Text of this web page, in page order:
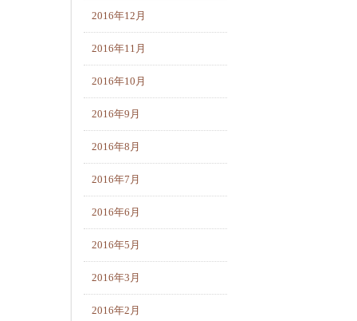
2016年12月
2016年11月
2016年10月
2016年9月
2016年8月
2016年7月
2016年6月
2016年5月
2016年3月
2016年2月